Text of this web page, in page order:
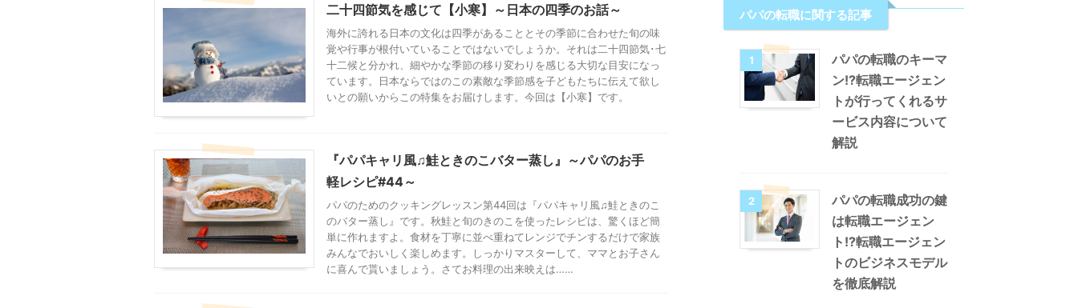
二十四節気を感じて【小寒】～日本の四季のお話～
海外に誇れる日本の文化は四季があることとその季節に合わせた旬の味
覚や行事が根付いていることではないでしょうか。それは二十四節気･七
十二候と分かれ、細やかな季節の移り変わりを感じる大切な目安になっ
ています。日本ならではのこの素敵な季節感を子どもたちに伝えて欲し
いとの願いからこの特集をお届けします。今回は【小寒】です。
『パパキャリ風♫鮭ときのこバター蒸し』～パパのお手
軽レシピ#44～
パパのためのクッキングレッスン第44回は『パパキャリ風♫鮭ときのこ
のバター蒸し』です。秋鮭と旬のきのこを使ったレシピは、驚くほど簡
単に作れますよ。食材を丁寧に並べ重ねてレンジでチンするだけで家族
みんなでおいしく楽しめます。しっかりマスターして、ママとお子さん
に喜んで貰いましょう。さてお料理の出来映えは……
パパの転職に関する記事
1
パパの転職のキーマ
ン!?転職エージェン
トが行ってくれるサ
ービス内容について
解説
2
パパの転職成功の鍵
は転職エージェン
ト!?転職エージェン
トのビジネスモデル
を徹底解説